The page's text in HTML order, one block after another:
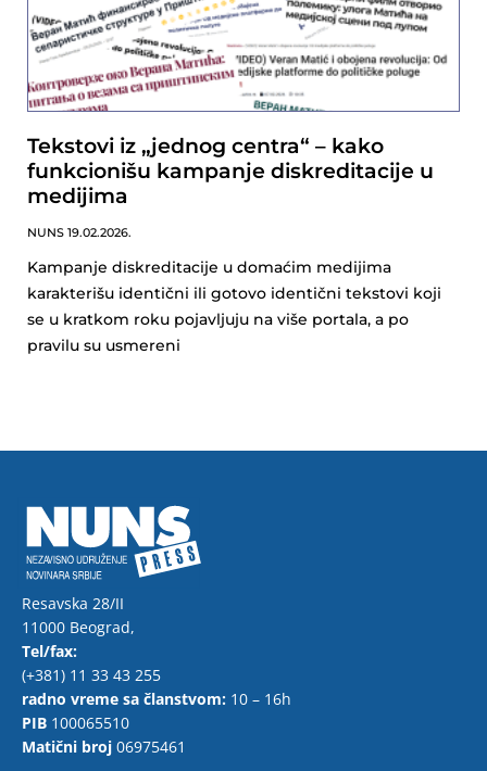
Tekstovi iz „jednog centra“ – kako
funkcionišu kampanje diskreditacije u
medijima
NUNS 19.02.2026.
Kampanje diskreditacije u domaćim medijima
karakterišu identični ili gotovo identični tekstovi koji
se u kratkom roku pojavljuju na više portala, a po
pravilu su usmereni
Resavska 28/II
11000 Beograd,
Tel/fax:
(+381) 11 33 43 255
radno vreme sa članstvom: 10 – 16h
PIB 100065510
Matični broj 06975461